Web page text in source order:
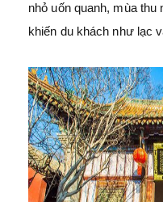
nhỏ uốn quanh, mùa
khiến du khách như lạc